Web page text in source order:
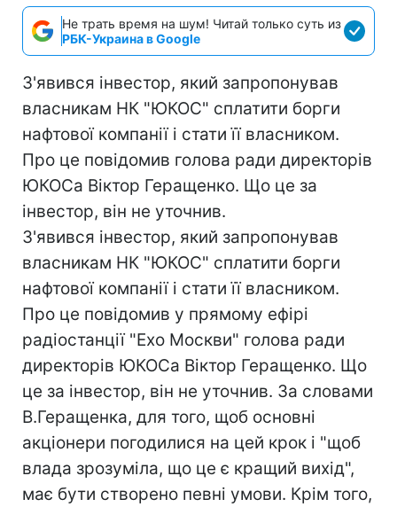
Не трать время на шум! Читай только суть из
РБК-Украина в Google
З'явився інвестор, який запропонував
власникам НК "ЮКОС" сплатити борги
нафтової компанії і стати її власником.
Про це повідомив голова ради директорів
ЮКОСа Віктор Геращенко. Що це за
інвестор, він не уточнив.
З'явився інвестор, який запропонував
власникам НК "ЮКОС" сплатити борги
нафтової компанії і стати її власником.
Про це повідомив у прямому ефірі
радіостанції "Ехо Москви" голова ради
директорів ЮКОСа Віктор Геращенко. Що
це за інвестор, він не уточнив. За словами
В.Геращенка, для того, щоб основні
акціонери погодилися на цей крок і "щоб
влада зрозуміла, що це є кращий вихід",
має бути створено певні умови. Крім того,